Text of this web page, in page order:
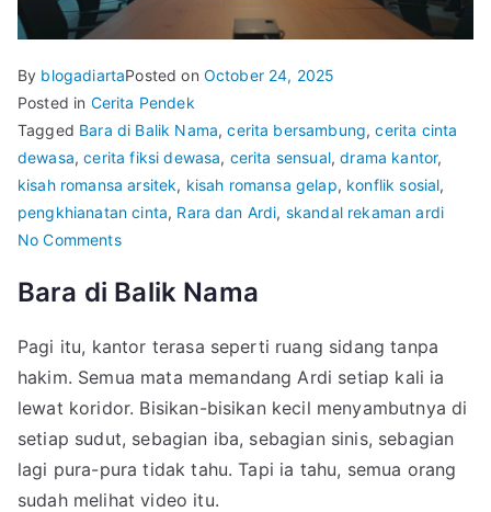
By blogadiartaPosted on October 24, 2025
Posted in Cerita Pendek
Tagged Bara di Balik Nama,cerita bersambung,cerita cinta
dewasa,cerita fiksi dewasa, cerita sensual,drama kantor,
kisah romansa arsitek, kisah romansa gelap, konflik sosial,
pengkhianatan cinta, Rara dan Ardi, skandal rekaman ardi
No Commentson
Balik
Kayu
Tua
|
Bagian
Bara di Balik Nama
Pagi itu, kantor terasa seperti ruang sidang tanpa
hakim. Semua mata memandang Ardi setiap kali ia
lewat koridor. Bisikan-bisikan kecil menyambutnya di
setiap sudut, sebagian iba, sebagian sinis, sebagian
lagi pura-pura tidak tahu. Tapi ia tahu, semua orang
sudah melihat video itu.